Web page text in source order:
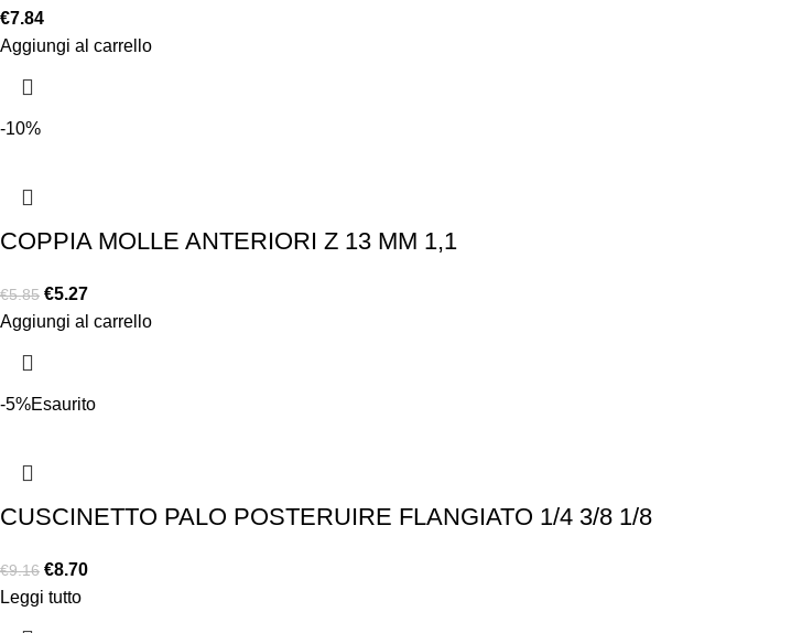
€7.84
Aggiungi al carrello
-10%
COPPIA MOLLE ANTERIORI Z 13 MM 1,1
€5.85 €5.27
Aggiungi al carrello
-5%Esaurito
CUSCINETTO PALO POSTERUIRE FLANGIATO 1/4 3/8 1/8
€9.16 €8.70
Leggi tutto